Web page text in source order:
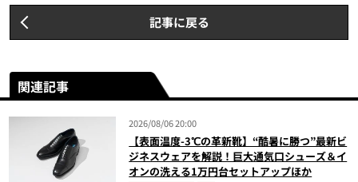
記事に戻る
関連記事
2026/08/06 20:00
【表面温度-3℃の革新靴】“酷暑に勝つ”最新ビ
ジネスウェアを解説！巨大通気口シューズ＆イ
オンの洗える1万円台セットアップほか